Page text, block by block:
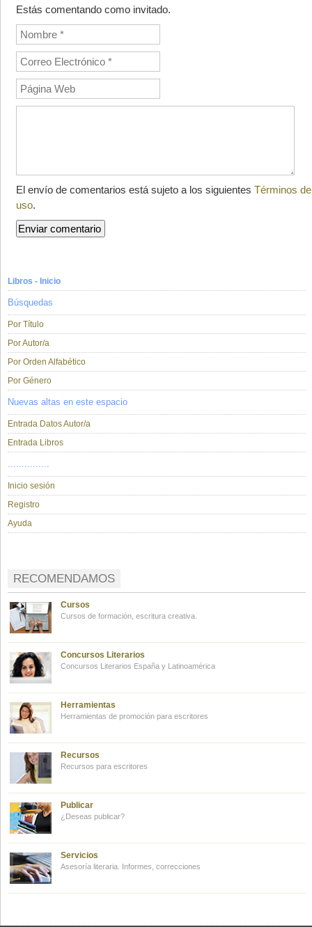
Estás comentando como invitado.
El envío de comentarios está sujeto a los siguientes Términos de
uso.
Libros - Inicio
Búsquedas
Por Título
Por Autor/a
Por Orden Alfabético
Por Género
Nuevas altas en este espacio
Entrada Datos Autor/a
Entrada Libros
...............
Inicio sesión
Registro
Ayuda
RECOMENDAMOS
Cursos
Cursos de formación, escritura creativa.
Concursos Literarios
Concursos Literarios España y Latinoamérica
Herramientas
Herramientas de promoción para escritores
Recursos
Recursos para escritores
Publicar
¿Deseas publicar?
Servicios
Asesoría literaria. Informes, correcciones